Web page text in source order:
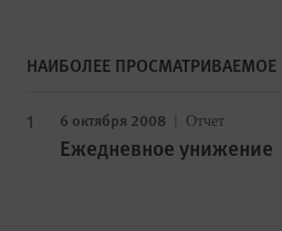
НАИБОЛЕЕ ПРОСМАТРИВАЕМОЕ
6 октября 2008 Отчет
Ежедневное унижение